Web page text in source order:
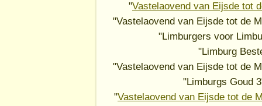
"Vastelaovend van Eijsde tot
"Vastelaovend van Eijsde tot de
"Limburgers voor
"Limburg
"Vastelaovend van Eijsde tot de
"Limburgs Goud
"Vastelaovend van Eijsde tot de